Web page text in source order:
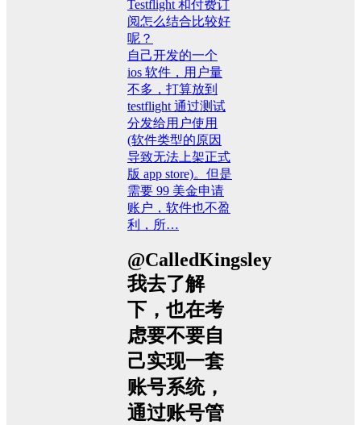
Testflight 和付费订
阅怎么结合比较好
呢？
自己开发的一个
ios 软件，用户量
不多，打算放到
testflight 通过测试
分发给用户使用
(软件类型的原因
导致无法上架正式
版 app store)。但是
需要 99 美金申请
账户，软件也不盈
利，所…
@CalledKingsley
我去了解
下，也在考
虑要不要自
己实现一套
账号系统，
通过账号管